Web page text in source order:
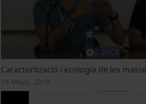
Caracterització i ecologia de les
24 Mayo, 2018